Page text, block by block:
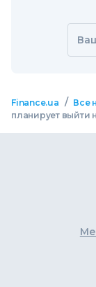
Finance.ua / Все
планирует выйти